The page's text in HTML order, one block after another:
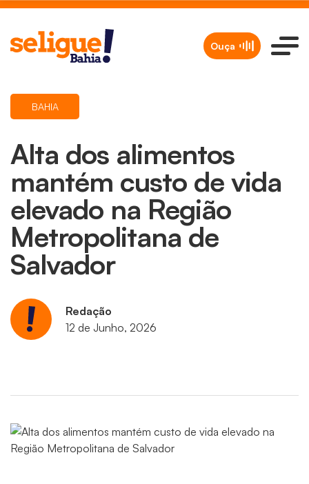
Ouça
Alta dos alimentos
mantém custo de vida
elevado na Região
Metropolitana de
Salvador
BAHIA
Redação
12 de Junho, 2026